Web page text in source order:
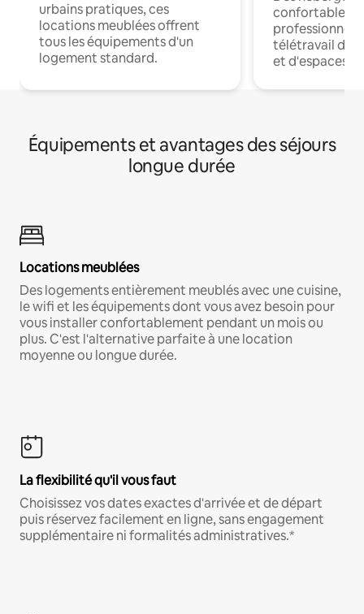
urbains pratiques, ces
locations meublées offrent
tous les équipements d'un
logement standard.
confortables
professionnels
télétravail
et d'espaces
Équipements et avantages des séjours
longue durée
Locations meublées
Des logements entièrement meublés avec une cuisine,
le wifi et les équipements dont vous avez besoin pour
vous installer confortablement pendant un mois ou
plus. C'est l'alternative parfaite à une location
moyenne ou longue durée.
La flexibilité qu'il vous faut
Choisissez vos dates exactes d'arrivée et de départ
puis réservez facilement en ligne, sans engagement
supplémentaire ni formalités administratives.*